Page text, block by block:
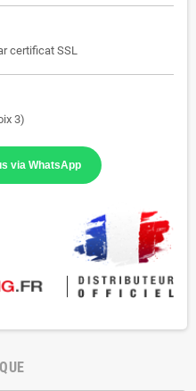
certificat SSL
3)
via WhatsApp